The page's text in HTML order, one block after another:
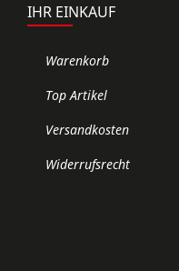
IHR EINKAUF
Warenkorb
Top Artikel
Versandkosten
Widerrufsrecht